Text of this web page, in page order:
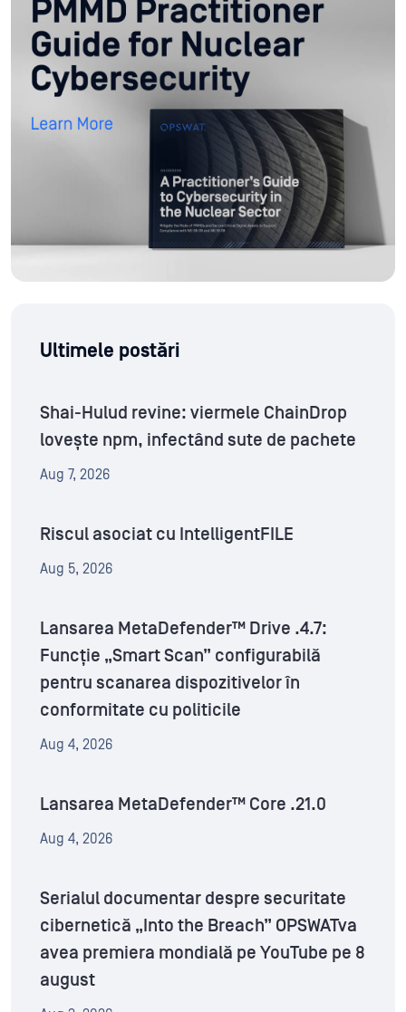
Ultimele postări
Shai-Hulud revine: viermele ChainDrop
lovește npm, infectând sute de pachete
Aug 7, 2026
Riscul asociat cu IntelligentFILE
Aug 5, 2026
Lansarea MetaDefender™ Drive .4.7:
Funcție „Smart Scan” configurabilă
pentru scanarea dispozitivelor în
conformitate cu politicile
Aug 4, 2026
Lansarea MetaDefender™ Core .21.0
Aug 4, 2026
Serialul documentar despre securitate
cibernetică „Into the Breach” OPSWATva
avea premiera mondială pe YouTube pe 8
august